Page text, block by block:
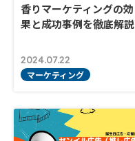
香りマーケティングの効
果と成功事例を徹底解説
2024.07.22
マーケティング